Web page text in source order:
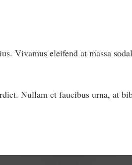
Vivamus eleifend at massa
Nullam et faucibus urna, at